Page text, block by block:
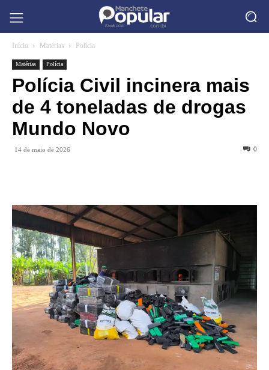
Início Matérias Polícia
Matérias Polícia
Polícia Civil incinera mais
de 4 toneladas de drogas
Mundo Novo
14 de maio de 2026 0